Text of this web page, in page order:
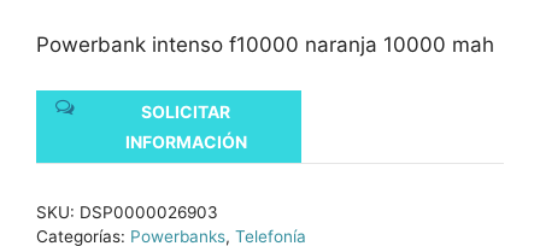
Powerbank intenso f10000 naranja 10000 mah
SOLICITAR
INFORMACIÓN
SKU: DSP0000026903
Categorías: Powerbanks, Telefonía